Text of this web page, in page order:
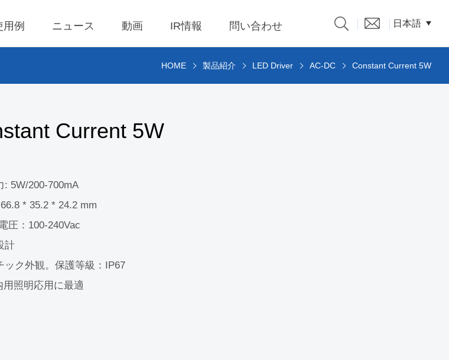
Meter
Switch
AC電圧入力ドラ
例 ニュース 動画 IR情報
IR説明会
会社のスポークスパーソ
股務資訊
問い合わせ 日本語
HOME 製品紹介 LED Driver AC-DC Constant Current 5W
Current 5W
: 5W/200-700mA
* 35.2 * 24.2 mm
圧：100-240Vac
計
ック外観。保護等級：IP67
用照明応用に最適